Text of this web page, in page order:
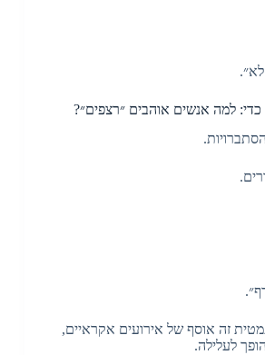
זה אוסף של אירועים אקראיים,
לעלילה.